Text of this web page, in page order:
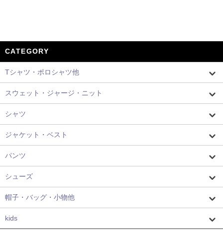
CATEGORY
Tシャツ・ポロシャツ他
スウェット・ジャージ・ニット
シャツ
ジャケット・ベスト
パンツ
シューズ
帽子・バッグ・小物他
kids